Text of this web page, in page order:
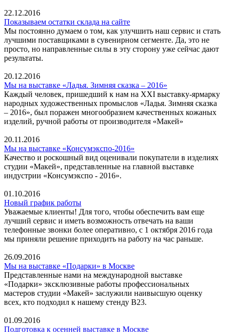
22.12.2016
Показываем остатки склада на сайте
Мы постоянно думаем о том, как улучшить наш сервис и стать
лучшими поставщиками в сувенирном сегменте. Да, это не
просто, но направленные силы в эту сторону уже сейчас дают
результаты.
20.12.2016
Мы на выставке «Ладья. Зимняя сказка – 2016»
Каждый человек, пришедший к нам на XXI выставку-ярмарку
народных художественных промыслов «Ладья. Зимняя сказка
– 2016», был поражен многообразием качественных кожаных
изделий, ручной работы от производителя «Макей»
20.11.2016
Мы на выставке «Консумэкспо-2016»
Качество и роскошный вид оценивали покупатели в изделиях
студии «Макей», представленные на главной выставке
индустрии «Консумэкспо - 2016».
01.10.2016
Новый график работы
Уважаемые клиенты! Для того, чтобы обеспечить вам еще
лучший сервис и иметь возможность отвечать на ваши
телефонные звонки более оперативно, с 1 октября 2016 года
мы приняли решение приходить на работу на час раньше.
26.09.2016
Мы на выставке «Подарки» в Москве
Представленные нами на международной выставке
«Подарки» эксклюзивные работы профессиональных
мастеров студии «Макей» заслужили наивысшую оценку
всех, кто подходил к нашему стенду В23.
01.09.2016
Подготовка к осенней выставке в Москве